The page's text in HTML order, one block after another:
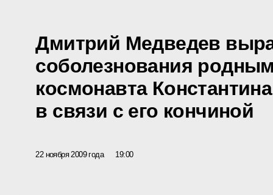
Дмитрий Медведев
соболезнования
космонавта
в связи с его кончиной
22 ноября 2009 года 19:00